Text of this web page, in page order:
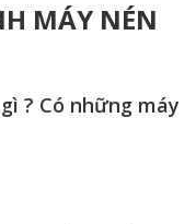
MÁY NÉN
? Có những máy